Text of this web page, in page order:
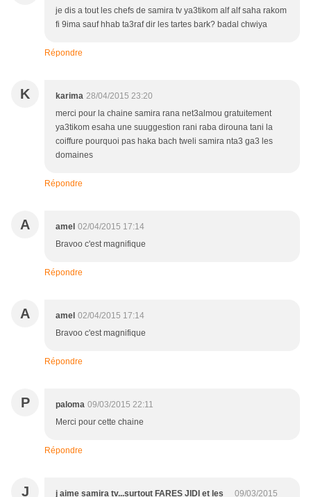
je dis a tout les chefs de samira tv ya3tikom alf alf saha rakom
fi 9ima sauf hhab ta3raf dir les tartes bark? badal chwiya
Répondre
K karima 28/04/2015 23:20
merci pour la chaine samira rana net3almou gratuitement
ya3tikom esaha une suuggestion rani raba dirouna tani la
coiffure pourquoi pas haka bach tweli samira nta3 ga3 les
domaines
Répondre
A amel 02/04/2015 17:14
Bravoo c'est magnifique
Répondre
A amel 02/04/2015 17:14
Bravoo c'est magnifique
Répondre
P paloma 09/03/2015 22:11
Merci pour cette chaine
Répondre
J j aime samira tv...surtout FARES JIDI et les 09/03/2015